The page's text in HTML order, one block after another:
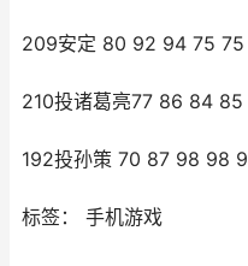
209安定 80 92 94 75 75
210投诸葛亮77 86 84
192投孙策 70 87 98 98
标签： 手机游戏